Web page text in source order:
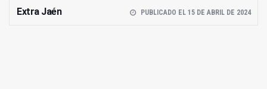
Extra Jaén PUBLICADO EL 15 DE ABRIL DE 2024